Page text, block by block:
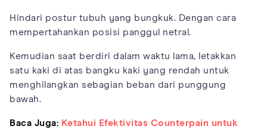
Hindari postur tubuh yang bungkuk. Dengan cara
mempertahankan posisi panggul netral.
Kemudian saat berdiri dalam waktu lama, letakkan
satu kaki di atas bangku kaki yang rendah untuk
menghilangkan sebagian beban dari punggung
bawah.
Baca Juga: Ketahui Efektivitas Counterpain untuk